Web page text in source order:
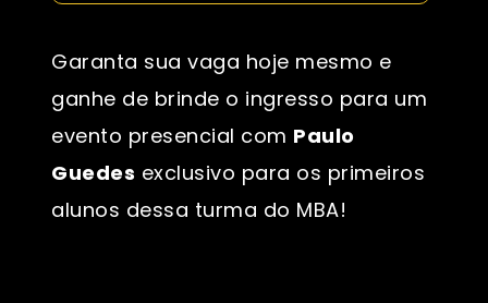
Garanta sua vaga hoje mesmo e
ganhe de brinde o ingresso para um
evento presencial com Paulo
Guedes exclusivo para os primeiros
alunos dessa turma do MBA!